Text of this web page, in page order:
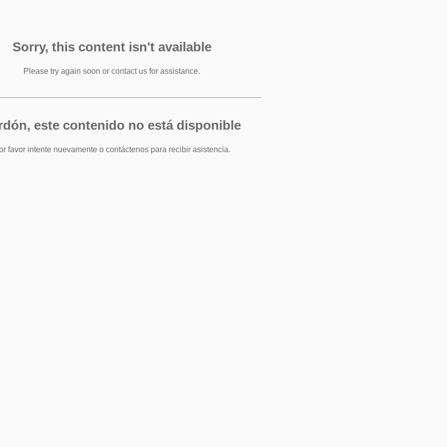
Sorry, this content isn't available
Please try again soon or contact us for assistance.
este contenido no está disponible
favor intente nuevamente o contáctenos para recibir asistencia.